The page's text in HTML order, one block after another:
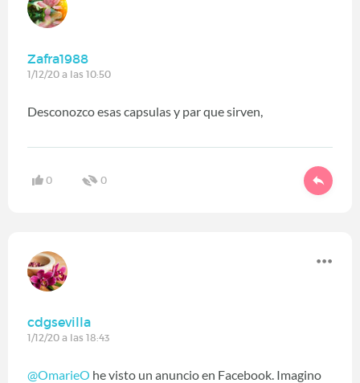
Zafra1988
1/12/20 a las 10:50
Desconozco esas capsulas y par que sirven,
0 0
cdgsevilla
1/12/20 a las 18:43
@OmarieO he visto un anuncio en Facebook. Imagino